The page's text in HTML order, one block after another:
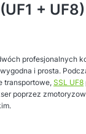
+ UF8)
profesjonalnych
i prosta.
transportowe, SSL UF8
poprzez